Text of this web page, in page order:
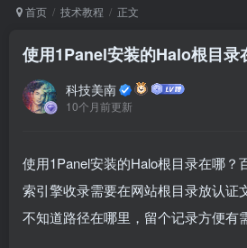
首页 技术教程 正文
使用1Panel安装的Halo根目录
科技美南
10个月前更新
使用1Panel安装的Halo根目录在哪？
索引擎收录需要在网站根目录放认证
不知道路径在哪里，留个记录方便有